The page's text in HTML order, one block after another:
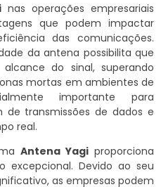
nas operações empresariais
que podem impactar
das comunicações.
da antena possibilita que
do sinal, superando
mortas em ambientes de
importante para
de transmissões de dados e
real.
Antena Yagiproporciona
excepcional. Devido ao seu
as empresas podem